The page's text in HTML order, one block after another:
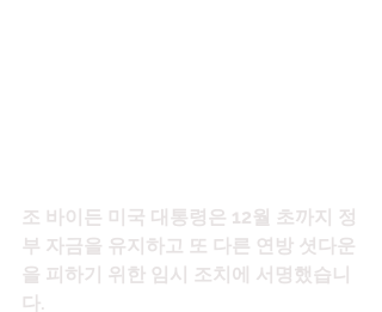
조 바이든 미국 대통령은 12월 초까지 정
부 자금을 유지하고 또 다른 연방 셧다운
을 피하기 위한 임시 조치에 서명했습니
다.